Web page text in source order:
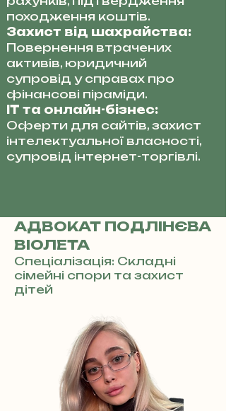
походження коштів.
Захист від шахрайства:
Повернення втрачених
активів, юридичний
супровід у справах про
фінансові піраміди.
IT та онлайн-бізнес:
Оферти для сайтів, захист
інтелектуальної власності,
супровід інтернет-торгівлі.
АДВОКАТ ПОДЛІНЄВА
ВІОЛЕТА
Спеціалізація: Складні
сімейні спори та захист
дітей